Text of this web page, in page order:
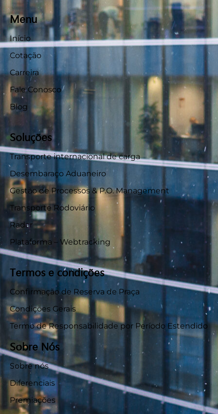
Menu
Início
Cotação
Carreira
Fale Conosco
Blog
Soluções
Transporte internacional de carga
Desembaraço Aduaneiro
Gestão de Processos & P.O. Management
Transporte Rodoviário
Radar
Plataforma – Webtracking
Termos e condições
Confirmação de Reserva de Praça
Condições Gerais
Termo de Responsabilidade por Período Estendido
Sobre Nós
Sobre nós
Diferenciais
Premiações